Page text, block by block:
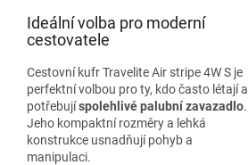
Ideální volba pro moderní
cestovatele
Cestovní kufr Travelite Air stripe 4W S je
perfektní volbou pro ty, kdo často létají a
potřebujíspolehlivé palubní zavazadlo.
Jeho kompaktní rozměry a lehká
konstrukce usnadňují pohyb a
manipulaci.